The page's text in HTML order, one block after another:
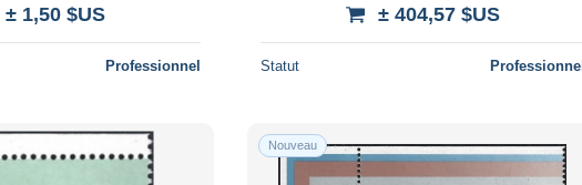
± 1,50 $US
Professionnel
± 404,57 $US
Statut Professionnel
Nouveau